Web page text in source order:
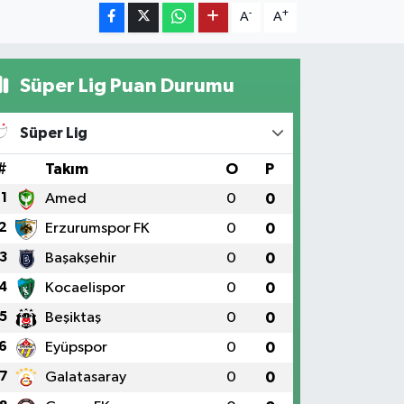
A- A+
Süper Lig Puan Durumu
Süper Lig
Takım O P
1 Amed 0 0
Erzurumspor FK 0 0
3 Başakşehir 0 0
Kocaelispor 0 0
5 Beşiktaş 0 0
Eyüpspor 0 0
7 Galatasaray 0 0